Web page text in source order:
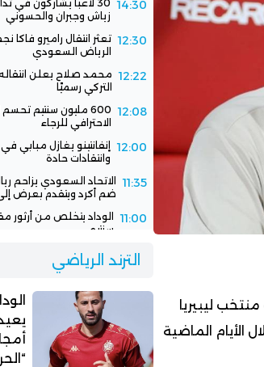
ليبيريا
الأيام الماضية
14:30
30 لاعبا يشاركون في
زياش وجبران والحسوني
12:30 تعثر انتقال راميرو فاكا
الرياض السعودي
12:22 محمد صلاح يعلن
التركي رسميًا
12:08
600 مليون سنتيم
الاحترافي للرجاء
12:00
إنفانتينو يغازل مبابي
وانتقادات حادة
11:35
الاتحاد السعودي يزاحم
ضم أكرد ويتقدم بعرض إلى
11:00
سنتيم
10:30
الوداد الرياضي: هل
الفريق بـ “الحرس القديم”؟
الترند الرياضي